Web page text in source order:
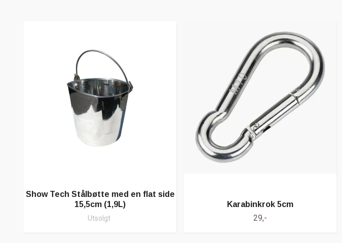
Show Tech Stålbøtte med en flat side
15,5cm (1,9L)
Utsolgt
Karabinkrok 5cm
29,-